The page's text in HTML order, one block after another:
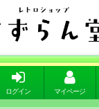
ログイン マイページ